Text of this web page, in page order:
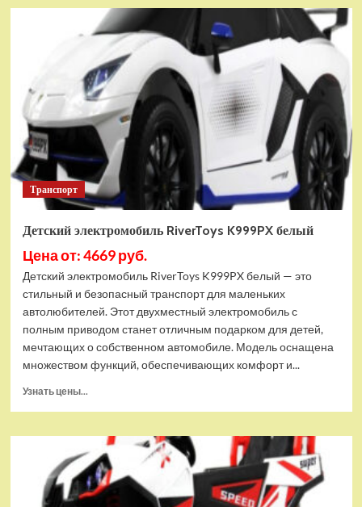
Тянущаяся
игрушка
Гуджитсу
и
Гигабивень
Водная
Атака
Транспорт
Детский электромобиль RiverToys K999PX белый
Цена от: 4669 руб.
Детский электромобиль RiverToys K999PX белый — это
стильный и безопасный транспорт для маленьких
автолюбителей. Этот двухместный электромобиль с
полным приводом станет отличным подарком для детей,
мечтающих о собственном автомобиле. Модель оснащена
множеством функций, обеспечивающих комфорт и...
Узнать цены...
Детский
электромобиль
RiverToys
K999PX
белый